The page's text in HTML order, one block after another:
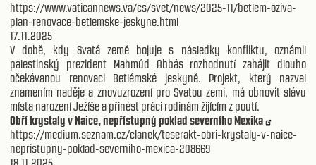
https://www.vaticannews.va/cs/svet/news/2025-11/betlem-oziva-
plan-renovace-betlemske-jeskyne.html
17.11.2025
V době, kdy Svatá země bojuje s následky konfliktu, oznámil
palestinský prezident Mahmúd Abbás rozhodnutí zahájit dlouho
očekávanou renovaci Betlémské jeskyně. Projekt, který nazval
znamením naděje a znovuzrození pro Svatou zemi, má obnovit slávu
místa narození Ježíše a přinést práci rodinám žijícím z poutí.
Obří krystaly v Naice, nepřístupný poklad severního Mexika
https://medium.seznam.cz/clanek/teserakt-obri-krystaly-v-naice-
nepristupny-poklad-severniho-mexica-208669